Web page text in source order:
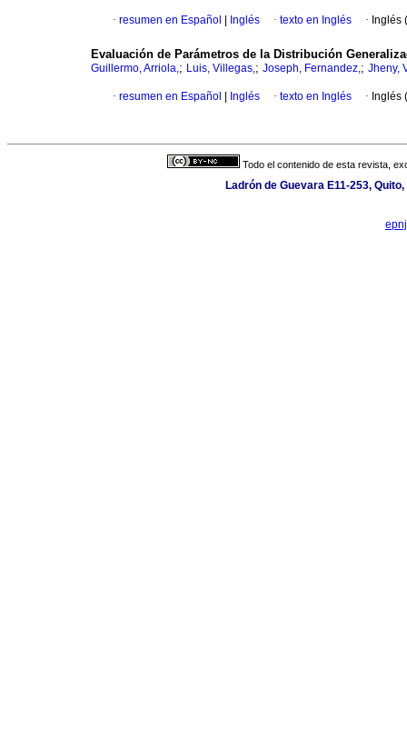
· resumen en Español Inglés · texto en Inglés · Inglés
Evaluación de Parámetros de la Distribución
Guillermo, Arriola,; Luis, Villegas,; Joseph, Fernandez,; Jheny,
· resumen en Español Inglés · texto en Inglés · Inglés
Todo el contenido de esta revista,
Ladrón de Guevara E11-253,